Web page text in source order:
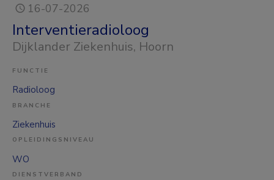
16-07-2026
Interventieradioloog
Dijklander Ziekenhuis, Hoorn
FUNCTIE
Radioloog
BRANCHE
Ziekenhuis
OPLEIDINGSNIVEAU
WO
DIENSTVERBAND